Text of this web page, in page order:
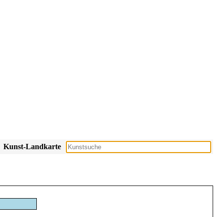
Kunst-Landkarte